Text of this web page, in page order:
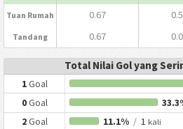
Tuan Rumah 0.67
Tandang 0.67
Total Nilai Gol yang
1Goal
0Goal
2Goal 11.1% /1 kali